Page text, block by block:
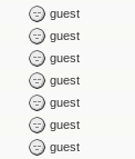
guest
guest
guest
guest
guest
guest
guest